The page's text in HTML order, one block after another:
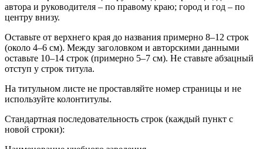
автора и руководителя – по правому краю; город и год – по
центру внизу.
Оставьте от верхнего края до названия примерно 8–12 строк
(около 4–6 см). Между заголовком и авторскими данными
оставьте 10–14 строк (примерно 5–7 см). Не ставьте абзацный
отступ у строк титула.
На титульном листе не проставляйте номер страницы и не
используйте колонтитулы.
Стандартная последовательность строк (каждый пункт с
новой строки):